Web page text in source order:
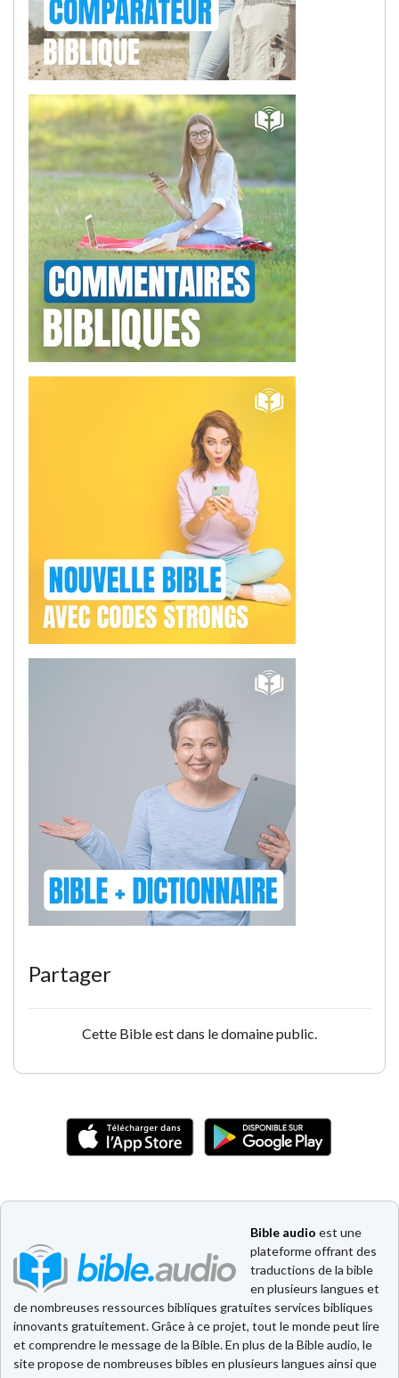
Partager
Cette Bible est dans le domaine public.
Bible audio est une
plateforme offrant des
traductions de la bible
en plusieurs langues et
de nombreuses ressources bibliques gratuites services bibliques
innovants gratuitement. Grâce à ce projet, tout le monde peut lire
et comprendre le message de la Bible. En plus de la Bible audio, le
site propose de nombreuses bibles en plusieurs langues ainsi que